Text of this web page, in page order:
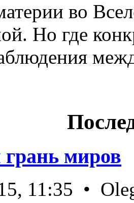
во
Но где
миров
11:35 •